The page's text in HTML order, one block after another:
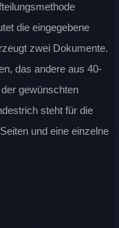
die eingegebene
zwei Dokumente.
das andere aus 40-
gewünschten
steht für die
und eine einzelne